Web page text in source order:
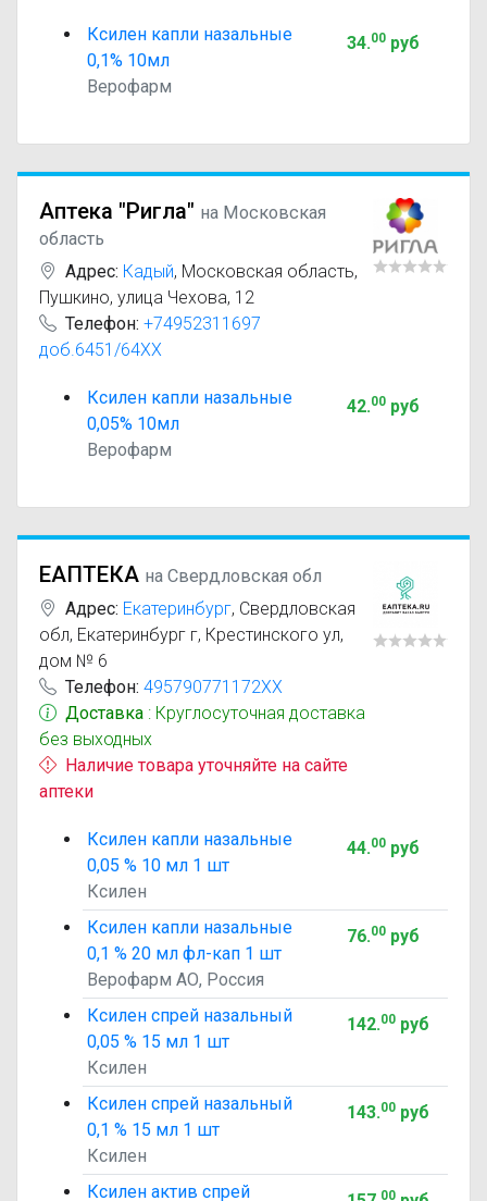
Ксилен капли назальные
0,1% 10мл
Верофарм
34.00руб
Аптека "Ригла" на Московская
область
Адрес: Кадый, Московская область,
Пушкино, улица Чехова, 12
Телефон: +74952311697
доб.6451/64XX
Ксилен капли назальные
0,05% 10мл
Верофарм
42.00руб
ЕАПТЕКА на Свердловская обл
Адрес: Екатеринбург, Свердловская
обл, Екатеринбург г, Крестинского ул,
дом № 6
Телефон: 495790771172XX
Доставка : Круглосуточная доставка
без выходных
Наличие товара уточняйте на сайте
аптеки
Ксилен капли назальные
0,05 % 10 мл 1 шт
Ксилен
44.00руб
Ксилен капли назальные
0,1 % 20 мл фл-кап 1 шт
Верофарм АО, Россия
76.00руб
Ксилен спрей назальный
0,05 % 15 мл 1 шт
Ксилен
142.00руб
Ксилен спрей назальный
0,1 % 15 мл 1 шт
Ксилен
143.00руб
Ксилен актив спрей 00